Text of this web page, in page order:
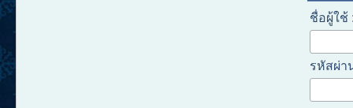
ชื่อผู้ใช้
รหัสผ่า